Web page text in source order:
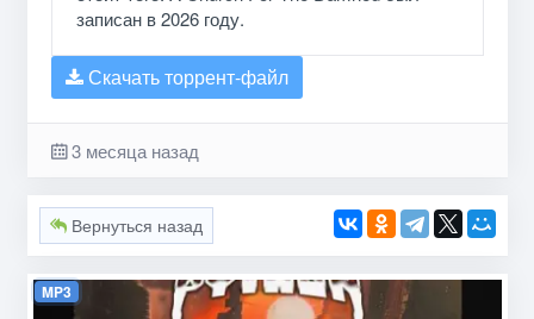
записан в 2026 году.
Скачать торрент-файл
3 месяца назад
Вернуться назад
MP3